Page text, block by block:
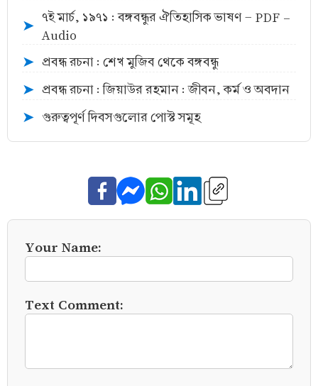
➤
৭ই মার্চ, ১৯৭১ : বঙ্গবন্ধুর ঐতিহাসিক ভাষণ - PDF -
Audio
➤ প্রবন্ধ রচনা : শেখ মুজিব থেকে বঙ্গবন্ধু
➤ প্রবন্ধ রচনা : জিয়াউর রহমান : জীবন, কর্ম ও অবদান
➤ গুরুত্বপূর্ণ দিবসগুলোর পোস্ট সমূহ
Your Name:
Text Comment: